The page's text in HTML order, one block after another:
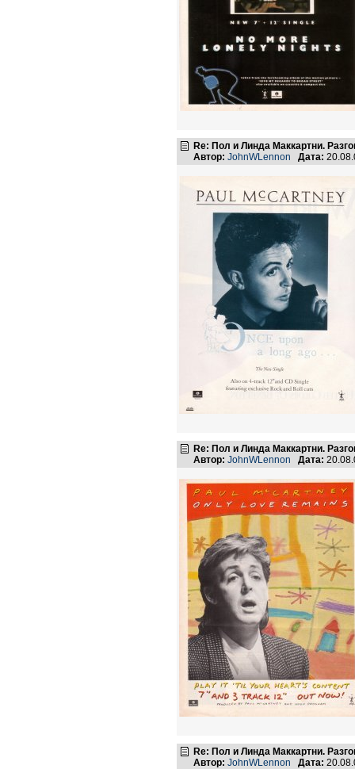
Re: Пол и Линда Маккартни.
Автор: JohnWLennon Дата:
Re: Пол и Линда Маккартни.
Автор: JohnWLennon Дата:
Re: Пол и Линда Маккартни.
Автор: JohnWLennon Дата: